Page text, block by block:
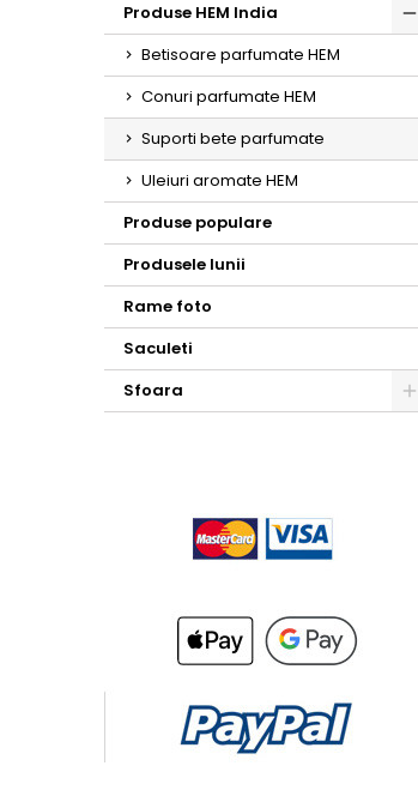
Produse HEM India
Betisoare parfumate HEM
Conuri parfumate HEM
Suporti bete parfumate
Uleiuri aromate HEM
Produse populare
Produsele lunii
Rame foto
Saculeti
Sfoara